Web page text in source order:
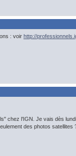
: voir http://
chez l'IGN. Je vais dès
des photos satellites